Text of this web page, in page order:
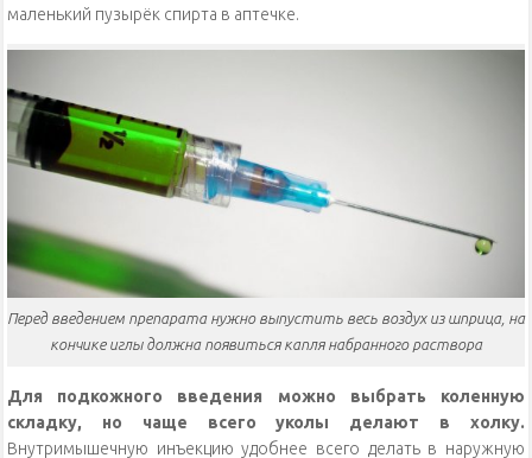
маленький пузырёк спирта в аптечке.
Перед введением препарата нужно выпустить весь воздух из шприца, на
кончике иглы должна появиться капля набранного раствора
Для подкожного введения можно выбрать коленную
складку, но чаще всего уколы делают в холку.
Внутримышечную инъекцию удобнее всего делать в наружную